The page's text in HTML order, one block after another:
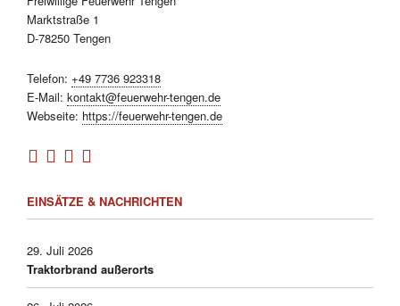
Marktstraße 1
D-78250 Tengen
Telefon: +49 7736 923318
E-Mail: kontakt@feuerwehr-tengen.de
Webseite: https://feuerwehr-tengen.de
EINSÄTZE & NACHRICHTEN
29. Juli 2026
Traktorbrand außerorts